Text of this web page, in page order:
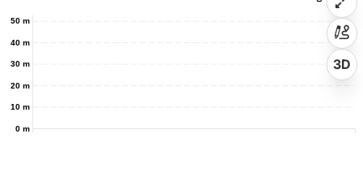
0 m
10 m
20 m
30 m
40 m
50 m
3D